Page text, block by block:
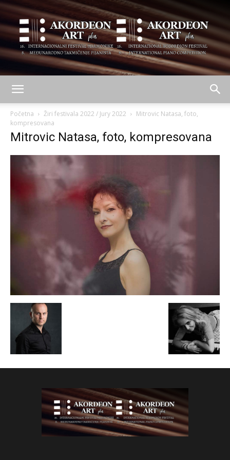
ART
plus
Početna Žiri festivala 2022 / Jury 2022
Mitrovic Natasa, foto,
kompresovana
Mitrovic Natasa, foto, kompresovana